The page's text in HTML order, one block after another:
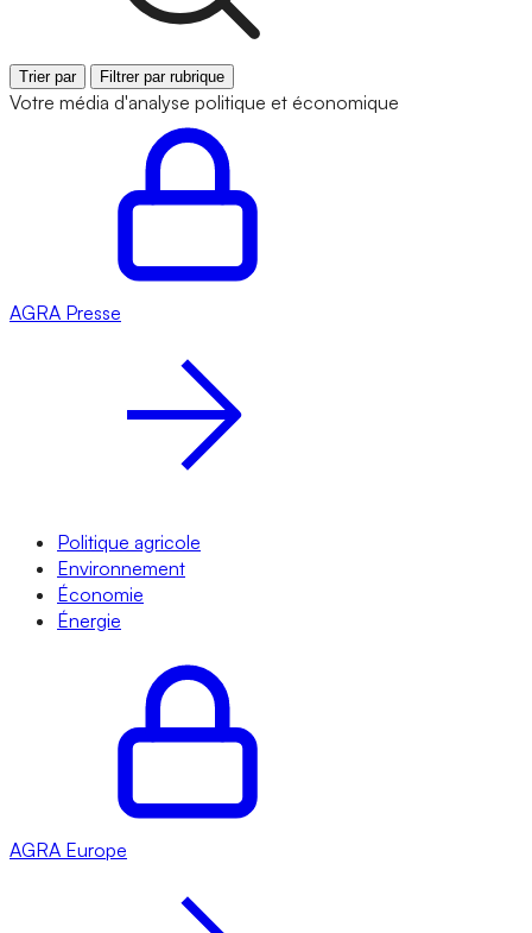
Trier par Filtrer par rubrique
Votre média d'analyse politique et économique
AGRA Presse
Politique agricole
Environnement
Économie
Énergie
AGRA Europe